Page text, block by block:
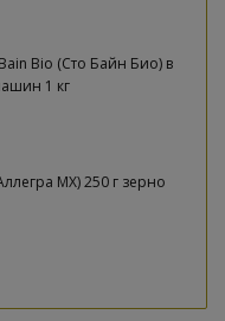
Bio (Сто Байн Био) в
1 кг
МХ) 250 г зерно